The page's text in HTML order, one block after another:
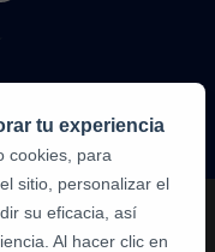
tu experiencia
cookies, para
sitio, personalizar el
su eficacia, así
Al hacer clic en